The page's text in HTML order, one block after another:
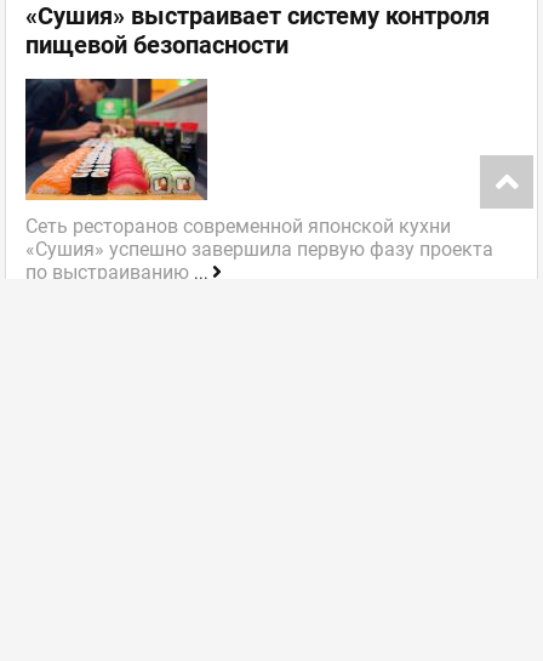
«Сушия» выстраивает систему контроля
пищевой безопасности
Сеть ресторанов современной японской кухни
«Сушия» успешно завершила первую фазу проекта
по выстраиванию ...